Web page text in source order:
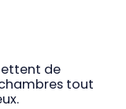
de
tout